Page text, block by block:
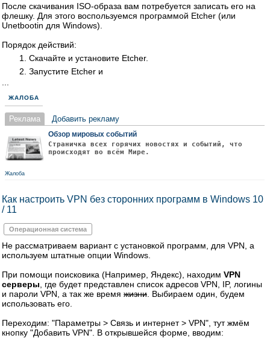
После скачивания ISO-образа вам потребуется записать его на
флешку. Для этого воспользуемся программой Etcher (или
Unetbootin для Windows).
Порядок действий:
Скачайте и установите Etcher.
Запустите Etcher и
ЖАЛОБА
Реклама Добавить рекламу
Обзор мировых событий
Страничка всех горячих новостях и событий, что
происходят во всём Мире.
Жалоба
Как настроить VPN без сторонних программ в Windows 10
/ 11
Операционная система
Не рассматриваем вариант с установкой программ, для VPN, а
используем штатные опции Windows.
При помощи поисковика (Например, Яндекс), находим VPN
серверы , где будет представлен список адресов VPN, IP, логины
и пароли VPN, а так же время жизни . Выбираем один, будем
использовать его.
Переходим: "Параметры > Связь и интернет > VPN", тут жмём
кнопку "Добавить VPN". В открывшейся форме, вводим: